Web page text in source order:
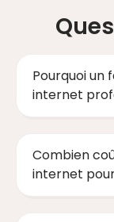
Pourquoi un
internet
Combien
internet